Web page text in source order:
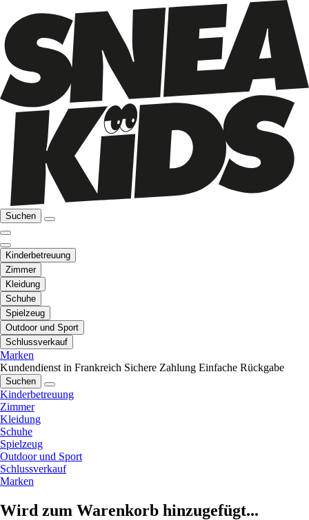
Suchen
Kinderbetreuung
Zimmer
Kleidung
Schuhe
Spielzeug
Outdoor und Sport
Schlussverkauf
Marken
Kundendienst in Frankreich Sichere Zahlung Einfache Rückgabe
Suchen
Kinderbetreuung
Zimmer
Kleidung
Schuhe
Spielzeug
Outdoor und Sport
Schlussverkauf
Marken
Wird zum Warenkorb hinzugefügt...